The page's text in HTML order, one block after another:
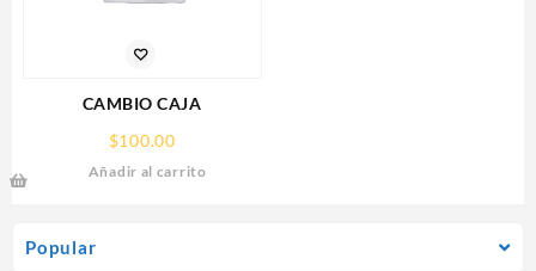
Popular
CAMBIO CAJA
$100.00
Añadir al carrito